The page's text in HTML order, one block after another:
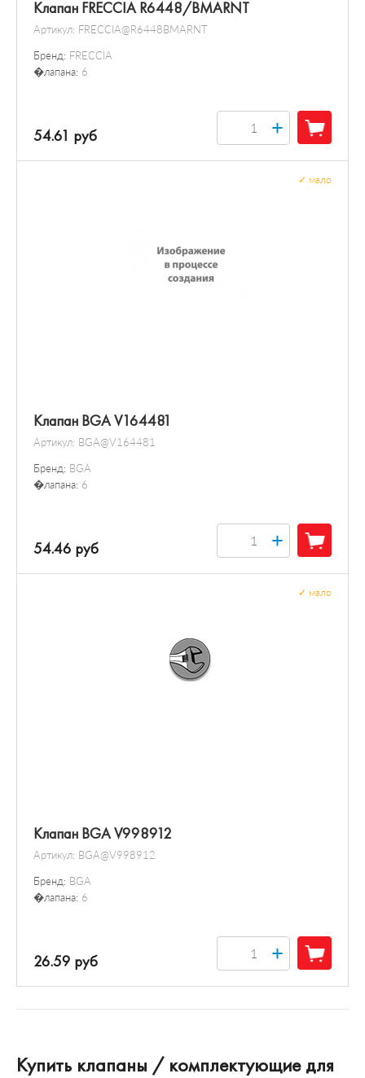
Клапан FRECCIA R6448/BMARNT
Артикул: FRECCIA@R6448BMARNT
Бренд: FRECCIA
�лапана: 6
54.61 руб +
Клапан BGA V164481
Артикул: BGA@V164481
Бренд: BGA
�лапана: 6
мало
54.46 руб +
Клапан BGA V998912
Артикул: BGA@V998912
Бренд: BGA
�лапана: 6
мало
26.59 руб +
Купить клапаны / комплектующие для